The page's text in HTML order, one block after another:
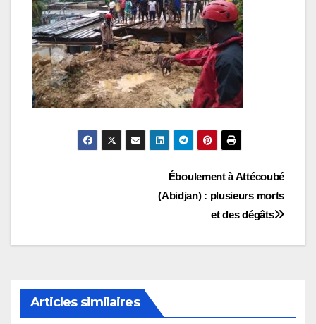
l’article
Éboulement à Attécoubé
(Abidjan) : plusieurs morts
et des dégâts
Articles similaires